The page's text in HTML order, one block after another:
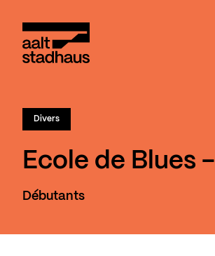
Main content
Divers
Ecole de Blues -
Débutants